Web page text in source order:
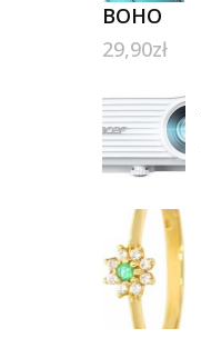
BOHO
29,90zł